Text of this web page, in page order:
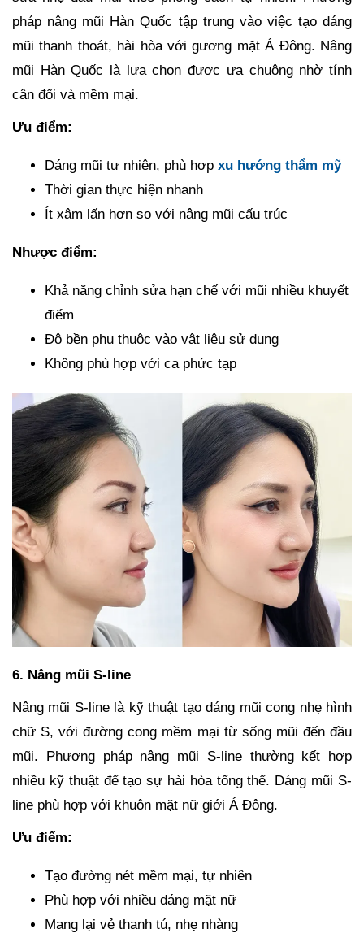
pháp nâng mũi Hàn Quốc tập trung vào việc tạo dáng
mũi thanh thoát, hài hòa với gương mặt Á Đông. Nâng
mũi Hàn Quốc là lựa chọn được ưa chuộng nhờ tính
cân đối và mềm mại.
Ưu điểm:
Dáng mũi tự nhiên, phù hợp xu hướng thẩm mỹ
Thời gian thực hiện nhanh
Ít xâm lấn hơn so với nâng mũi cấu trúc
Nhược điểm:
Khả năng chỉnh sửa hạn chế với mũi nhiều khuyết
điểm
Độ bền phụ thuộc vào vật liệu sử dụng
Không phù hợp với ca phức tạp
6. Nâng mũi S-line
Nâng mũi S-line là kỹ thuật tạo dáng mũi cong nhẹ hình
chữ S, với đường cong mềm mại từ sống mũi đến đầu
mũi. Phương pháp nâng mũi S-line thường kết hợp
nhiều kỹ thuật để tạo sự hài hòa tổng thể. Dáng mũi S-
line phù hợp với khuôn mặt nữ giới Á Đông.
Ưu điểm:
Tạo đường nét mềm mại, tự nhiên
Phù hợp với nhiều dáng mặt nữ
Mang lại vẻ thanh tú, nhẹ nhàng